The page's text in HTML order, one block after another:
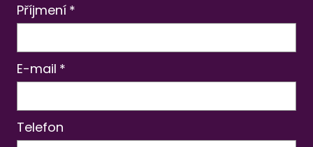
Příjmení *
E-mail *
Telefon